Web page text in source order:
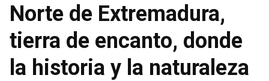
Norte de Extremadura,
tierra de encanto, donde
la historia y la naturaleza